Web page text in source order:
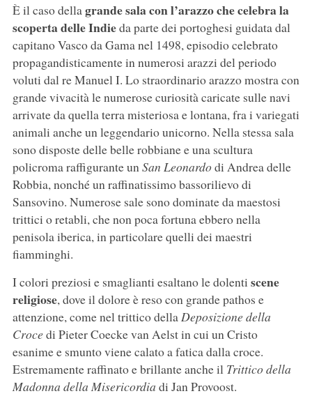
È il caso dellagrande sala con l’arazzo che celebra la
scoperta delle Indieda parte dei portoghesi guidata dal
capitano Vasco da Gama nel 1498, episodio celebrato
propagandisticamente in numerosi arazzi del periodo
voluti dal re Manuel I. Lo straordinario arazzo mostra con
grande vivacità le numerose curiosità caricate sulle navi
arrivate da quella terra misteriosa e lontana, fra i variegati
animali anche un leggendario unicorno. Nella stessa sala
sono disposte delle belle robbiane e una scultura
policroma raffigurante unSan Leonardodi Andrea delle
Robbia, nonché un raffinatissimo bassorilievo di
Sansovino. Numerose sale sono dominate da maestosi
trittici o retabli, che non poca fortuna ebbero nella
penisola iberica, in particolare quelli dei maestri
fiamminghi.
I colori preziosi e smaglianti esaltano le dolenti scene
religiose, dove il dolore è reso con grande pathos e
attenzione, come nel trittico dellaDeposizione della
Crocedi Pieter Coecke van Aelst in cui un Cristo
esanime e smunto viene calato a fatica dalla croce.
Estremamente raffinato e brillante anche il Trittico della
Madonna della Misericordia di Jan Provoost.